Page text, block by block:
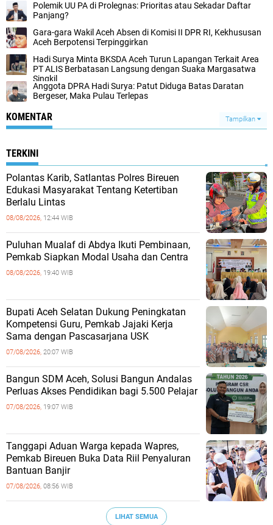
Polemik UU PA di Prolegnas: Prioritas atau Sekadar Daftar
Panjang?
Gara-gara Wakil Aceh Absen di Komisi II DPR RI, Kekhususan
Aceh Berpotensi Terpinggirkan
Hadi Surya Minta BKSDA Aceh Turun Lapangan Terkait Area
PT ALIS Berbatasan Langsung dengan Suaka Margasatwa
Singkil
Anggota DPRA Hadi Surya: Patut Diduga Batas Daratan
Bergeser, Maka Pulau Terlepas
KOMENTAR Tampilkan
TERKINI
Polantas Karib, Satlantas Polres Bireuen
Edukasi Masyarakat Tentang Ketertiban
Berlalu Lintas
08/08/2026, 12:44 WIB
Puluhan Mualaf di Abdya Ikuti Pembinaan,
Pemkab Siapkan Modal Usaha dan Centra
08/08/2026, 19:40 WIB
Bupati Aceh Selatan Dukung Peningkatan
Kompetensi Guru, Pemkab Jajaki Kerja
Sama dengan Pascasarjana USK
07/08/2026, 20:07 WIB
‎Bangun SDM Aceh, Solusi Bangun Andalas
Perluas Akses Pendidikan bagi 5.500 Pelajar ‎
07/08/2026, 19:07 WIB
Tanggapi Aduan Warga kepada Wapres,
Pemkab Bireuen Buka Data Riil Penyaluran
Bantuan Banjir
07/08/2026, 08:56 WIB
LIHAT SEMUA